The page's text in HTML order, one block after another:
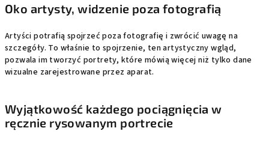
Oko artysty, widzenie poza fotografią
Artyści potrafią spojrzeć poza fotografię i zwrócić uwagę na
szczegóły. To właśnie to spojrzenie, ten artystyczny wgląd,
pozwala im tworzyć portrety, które mówią więcej niż tylko dane
wizualne zarejestrowane przez aparat.
Wyjątkowość każdego pociągnięcia w
ręcznie rysowanym portrecie